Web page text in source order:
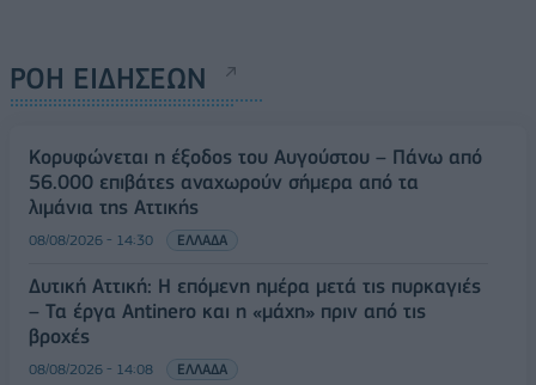
ΡΟΗ ΕΙΔΗΣΕΩΝ
Κορυφώνεται η έξοδος του Αυγούστου – Πάνω από
56.000 επιβάτες αναχωρούν σήμερα από τα
λιμάνια της Αττικής
08/08/2026 - 14:30 ΕΛΛΑΔΑ
Δυτική Αττική: Η επόμενη ημέρα μετά τις πυρκαγιές
– Τα έργα Antinero και η «μάχη» πριν από τις
βροχές
08/08/2026 - 14:08 ΕΛΛΑΔΑ